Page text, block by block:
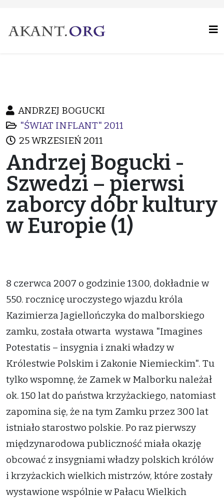
ANDRZEJ BOGUCKI
"ŚWIAT INFLANT" 2011
25 WRZESIEŃ 2011
Andrzej Bogucki -
Szwedzi – pierwsi
zaborcy dóbr kultury
w Europie (1)
8 czerwca 2007 o godzinie 13.00, dokładnie w
550. rocznicę uroczystego wjazdu króla
Kazimierza Jagiellończyka do malborskiego
zamku, została otwarta wystawa "Imagines
Potestatis – insygnia i znaki władzy w
Królestwie Polskim i Zakonie Niemieckim". Tu
tylko wspomnę, że Zamek w Malborku należał
ok. 150 lat do państwa krzyżackiego, natomiast
zapomina się, że na tym Zamku przez 300 lat
istniało starostwo polskie. Po raz pierwszy
międzynarodowa publiczność miała okazję
obcować z insygniami władzy polskich królów
i krzyżackich wielkich mistrzów, które zostały
wystawione wspólnie w Pałacu Wielkich